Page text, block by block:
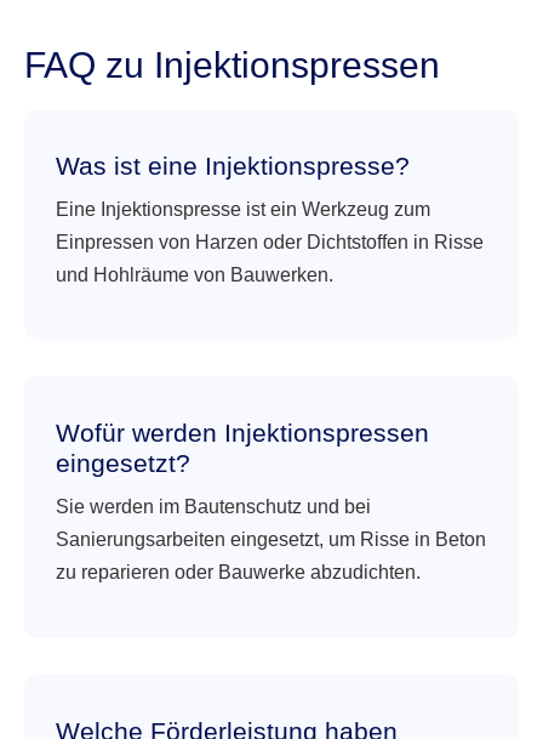
FAQ zu Injektionspressen
Was ist eine Injektionspresse?
Eine Injektionspresse ist ein Werkzeug zum
Einpressen von Harzen oder Dichtstoffen in Risse
und Hohlräume von Bauwerken.
Wofür werden Injektionspressen
eingesetzt?
Sie werden im Bautenschutz und bei
Sanierungsarbeiten eingesetzt, um Risse in Beton
zu reparieren oder Bauwerke abzudichten.
Welche Förderleistung haben